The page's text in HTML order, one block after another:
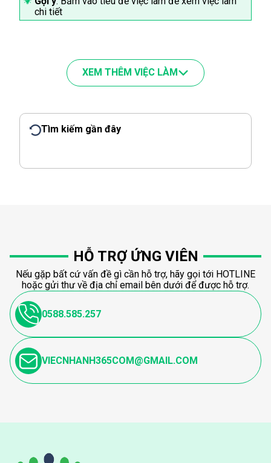
chi tiết
XEM THÊM VIỆC LÀM
Tìm kiếm gần đây
HỖ TRỢ ỨNG VIÊN
Nếu gặp bất cứ vấn đề gì cần hỗ trợ, hãy gọi tới HOTLINE
hoặc gửi thư về địa chỉ email bên dưới để được hỗ trợ.
0588.585.257
VIECNHANH365COM@GMAIL.COM